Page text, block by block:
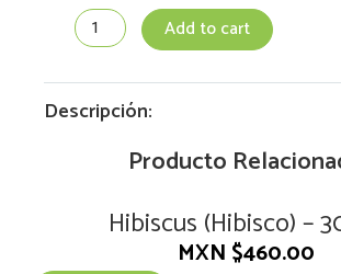
ml
quantity
Add to cart
Descripción:
Producto
Hibiscus (Hibisco) –
MXN $460.00